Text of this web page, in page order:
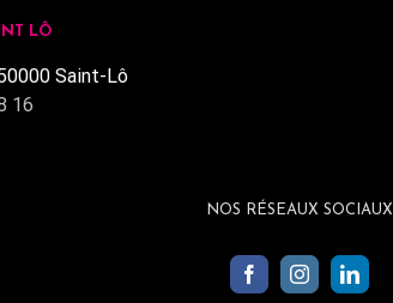
LÔ
Saint-Lô
16
NOS RÉSEAUX SOCIAUX